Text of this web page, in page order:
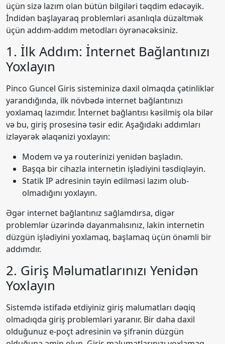
üçün sizə lazım olan bütün bilgiləri təqdim edəcəyik.
İndidən başlayaraq problemləri asanlıqla düzəltmək
üçün addım-addım metodları öyrənəcəksiniz.
1. İlk Addım: İnternet Bağlantınızı
Yoxlayın
Pinco Guncel Giris sisteminizə daxil olmaqda çətinliklər
yarandığında, ilk növbədə internet bağlantınızı
yoxlamaq lazımdır. İnternet bağlantısı kəsilmiş ola bilər
və bu, giriş prosesinə təsir edir. Aşağıdakı addımları
izləyərək əlaqənizi yoxlayın:
Modem və ya routerinizi yenidən başladın.
Başqa bir cihazla internetin işlədiyini təsdiqləyin.
Statik IP adresinin təyin edilməsi lazım olub-
olmadığını yoxlayın.
Əgər internet bağlantınız sağlamdırsa, digər
problemlər üzərində dayanmalısınız, lakin internetin
düzgün işlədiyini yoxlamaq, başlamaq üçün önəmli bir
addımdır.
2. Giriş Məlumatlarınızı Yenidən
Yoxlayın
Sistemdə istifadə etdiyiniz giriş məlumatları dəqiq
olmadıqda giriş problemləri yaranır. Bir daha daxil
olduğunuz e-poçt adresinin və şifrənin düzgün